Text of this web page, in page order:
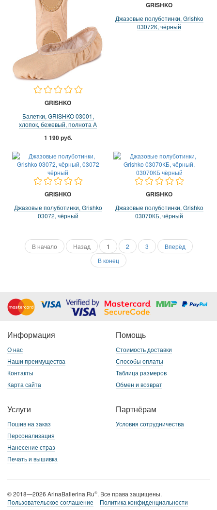
GRISHKO
Балетки, GRISHKO 03001,
хлопок, бежевый, полнота A
1 190 руб.
GRISHKO
Джазовые полуботинки, Grishko
03072К, чёрный
GRISHKO
Джазовые полуботинки, Grishko
03072, чёрный
GRISHKO
Джазовые полуботинки, Grishko
03070КБ, чёрный
В начало Назад 1 2 3
Вперёд
В конец
Информация
О нас
Наши преимущества
Контакты
Карта сайта
Помощь
Стоимость доставки
Способы оплаты
Таблица размеров
Обмен и возврат
Услуги
Пошив на заказ
Персонализация
Нанесение страз
Печать и вышивка
Партнёрам
Условия сотрудничества
© 2018—2026 ArinaBallerina.Ru®. Все права защищены.
Пользовательское соглашение
Политика конфиденциальности